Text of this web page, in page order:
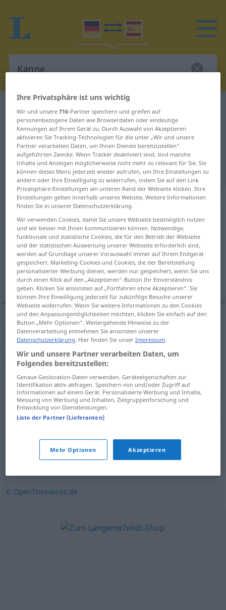
Deutsch-Spanisch Übersetzung für
"Kanne"
"Kanne" Spanisch Übersetzung
„Kanne“: Femininum
Kanne [ˈkanə] f <Kanne;Kannen>
Übersicht aller Übersetzungen
(Für mehr Details die Übersetzung anklicken/antippen)
jarro, jarra
jarrom Kanne
jarraf Kanne
Synonyme für "Kanne"
Buddel (ugs.),Phiole (geh.),Pulle (ugs.)
© OpenThesaurus.de
Ihre Privatsphäre ist uns wichtig
Wir und unsere716-Partner speichern und greifen auf
personenbezogene Daten wie Browserdaten oder eindeutige
Kennungen auf Ihrem Gerät zu. Durch Auswahl von Akzeptieren
aktivieren Sie Tracking-Technologien für die unter „Wir und unsere
Partner verarbeiten Daten, um Ihnen Dienste bereitzustellen“
aufgeführten Zwecke. Wenn Tracker deaktiviert sind, sind manche
Inhalte und Anzeigen möglicherweise nicht mehr so relevant für Sie. Sie
können dieses Menü jederzeit wieder aufrufen, um Ihre Einstellungen zu
ändern oder Ihre Einwilligung zu widerrufen, indem Sie auf den Link
Privatsphäre-Einstellungen am unteren Rand der Webseite klicken. Ihre
Einstellungen gelten innerhalb unseres Website. Weitere Informationen
finden Sie in unserer Datenschutzerklärung.
Wir verwenden Cookies, damit Sie unsere Webseite bestmöglich nutzen
und wir besser mit Ihnen kommunizieren können. Notwendige,
funktionale und statistische Cookies, die für den Betrieb der Webseite
und der statistischen Auswertung unserer Webseite erforderlich sind,
werden auf Grundlage unserer Vorauswahl immer auf Ihrem Endgerät
gespeichert. Marketing-Cookies und Cookies, die der Bereitstellung
personalisierter Werbung dienen, werden nur gespeichert, wenn Sie uns
durch einen Klick auf den „Akzeptieren“-Button Ihr Einverständnis
geben. Klicken Sie ansonsten auf „Fortfahren ohne Akzeptieren“. Sie
können Ihre Einwilligung jederzeit für zukünftige Besuche unserer
Webseite widerrufen. Wenn Sie weitere Informationen zu den Cookies
und den Anpassungsmöglichkeiten möchten, klicken Sie einfach auf den
Button „Mehr Optionen“. Weitergehende Hinweise zu der
Datenverarbeitung entnehmen Sie ansonsten unserer
Datenschutzerklärung. Hier finden Sie unserImpressum.
Wir und unsere Partner verarbeiten Daten, um
Folgendes bereitzustellen:
Genaue Geolocation-Daten verwenden. Geräteeigenschaften zur
Identifikation aktiv abfragen. Speichern von und/oder Zugriff auf
Informationen auf einem Gerät. Personalisierte Werbung und Inhalte,
Messung von Werbung und Inhalten, Zielgruppenforschung und
Entwicklung von Dienstleistungen.
Liste der Partner (Lieferanten)
Mehr Optionen Akzeptieren